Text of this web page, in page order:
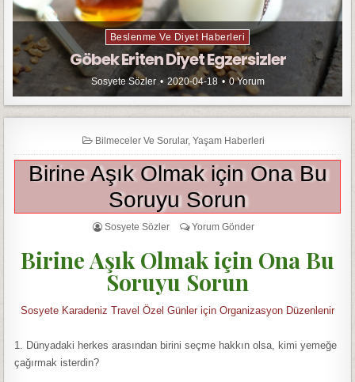
Beslenme Ve Diyet Haberleri
Göbek Eriten Diyet Egzersizler
Sosyete Sözler 2020-04-18 0 Yorum
Bilmeceler Ve Sorular, Yaşam Haberleri
Birine Aşık Olmak için Ona Bu
Soruyu Sorun
Sosyete Sözler Yorum Gönder
Birine Aşık Olmak için Ona Bu
Soruyu Sorun
Sosyete Karadeniz Travel Özel Günler için Organizasyon Düzenlenir
1. Dünyadaki herkes arasından birini seçme hakkın olsa, kimi yemeğe
çağırmak isterdin?